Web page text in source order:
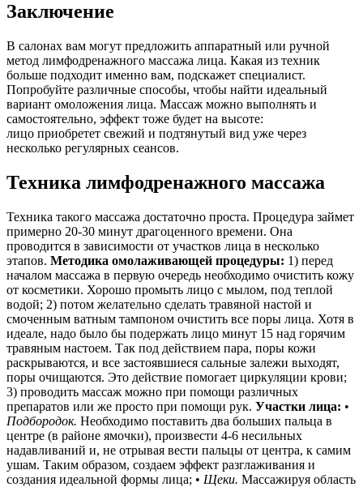
Заключение
В салонах вам могут предложить аппаратный или ручной
метод лимфодренажного массажа лица. Какая из техник
больше подходит именно вам, подскажет специалист.
Попробуйте различные способы, чтобы найти идеальный
вариант омоложения лица. Массаж можно выполнять и
самостоятельно, эффект тоже будет на высоте:
лицо приобретет свежий и подтянутый вид уже через
несколько регулярных сеансов.
Техника лимфодренажного массажа
Техника такого массажа достаточно проста. Процедура займет
примерно 20-30 минут драгоценного времени. Она
проводится в зависимости от участков лица в несколько
этапов. Методика омолаживающей процедуры: 1) перед
началом массажа в первую очередь необходимо очистить кожу
от косметики. Хорошо промыть лицо с мылом, под теплой
водой; 2) потом желательно сделать травяной настой и
смоченным ватным тампоном очистить все поры лица. Хотя в
идеале, надо было бы подержать лицо минут 15 над горячим
травяным настоем. Так под действием пара, поры кожи
раскрываются, и все застоявшиеся сальные залежи выходят,
поры очищаются. Это действие помогает циркуляции крови;
3) проводить массаж можно при помощи различных
препаратов или же просто при помощи рук. Участки лица: •
Подбородок. Необходимо поставить два больших пальца в
центре (в районе ямочки), произвести 4-6 несильных
надавливаний и, не отрывая вести пальцы от центра, к самим
ушам. Таким образом, создаем эффект разглаживания и
создания идеальной формы лица; • Щеки. Массажируя область